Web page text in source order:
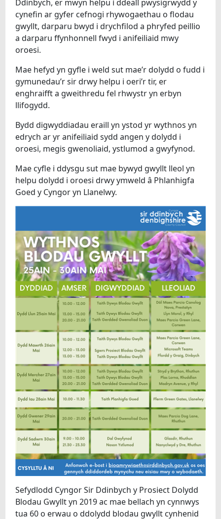
Ddinbych, er mwyn helpu i ddeall pwysigrwydd y
cynefin ar gyfer cefnogi rhywogaethau o flodau
gwyllt, darparu bwyd i drychfilod a phryfed peillio
a darparu ffynhonnell fwyd i anifeiliaid mwy
oroesi.
Mae hefyd yn gyfle i weld sut mae’r dolydd o fudd i
gymunedau’r sir drwy helpu i oeri’r tir, er
enghraifft a gweithredu fel rhwystr yn erbyn
llifogydd.
Bydd digwyddiadau eraill yn ystod yr wythnos yn
edrych ar yr anifeiliaid sydd angen y dolydd i
oroesi, megis gwenoliaid, ystlumod a gwyfynod.
Mae cyfle i ddysgu sut mae bywyd gwyllt lleol yn
helpu dolydd i oroesi drwy ymweld â Phlanhigfa
Goed y Cyngor yn Llanelwy.
Sefydlodd Cyngor Sir Ddinbych y Prosiect Dolydd
Blodau Gwyllt yn 2019 ac mae bellach yn cynnwys
tua 60 o erwau o ddolydd blodau gwyllt cynhenid